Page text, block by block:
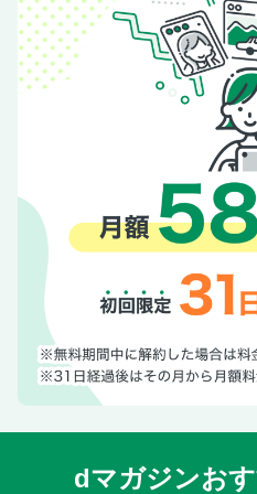
dマガジンお